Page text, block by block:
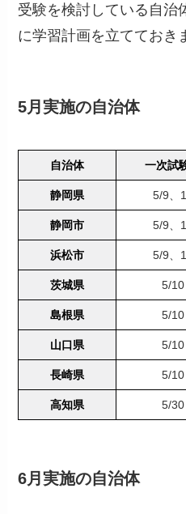
受験を検討している自治
に学習計画を立てておき
5月実施の自治体
自治体 一次試
静岡県 5/9、
静岡市 5/9、
浜松市 5/9、
茨城県 5/10
島根県 5/10
山口県 5/10
長崎県 5/10
高知県 5/30
6月実施の自治体